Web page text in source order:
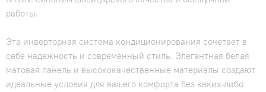
работы.
Эта инверторная система кондиционирования сочетает в
себе надежность и современный стиль. Элегантная белая
матовая панель и высококачественные материалы создают
идеальные условия для вашего комфорта без каких-либо